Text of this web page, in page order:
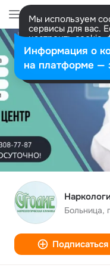
Мы используем
сервисы для вас.
настроить
представитель.
Разрешить все
Больница,
Подписаться
Информация о
на платформе —